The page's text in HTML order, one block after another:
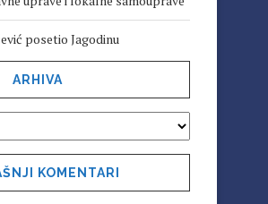
posetio Jagodinu
ARHIVA
KOMENTARI